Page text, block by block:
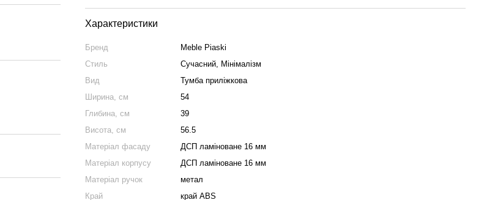
Характеристики
Бренд
Meble Piaski
Стиль
Сучасний, Мінімалізм
Вид
Тумба приліжкова
Ширина, см
54
Глибина, см
39
Висота, см
56.5
Матеріал фасаду
ДСП ламіноване 16 мм
Матеріал корпусу
ДСП ламіноване 16 мм
Матеріал ручок
метал
Край
край ABS